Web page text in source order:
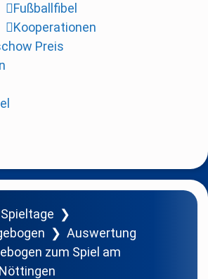
Fußballfibel
Kooperationen
Preis
Spieltage ❯
❯ Auswertung
zum Spiel am